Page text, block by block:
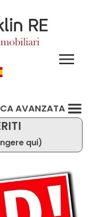
AVANZATA
qui)